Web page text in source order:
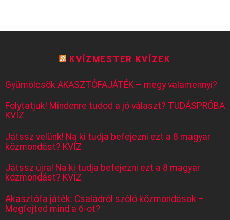
KVÍZMESTER KVÍZEK
Gyümölcsök AKASZTÓFAJÁTÉK – megy valamennyi?
Folytatjuk! Mindenre tudod a jó választ? TUDÁSPRÓBA
KVÍZ
Játssz velünk! Na ki tudja befejezni ezt a 8 magyar
közmondást? KVÍZ
Játssz újra! Na ki tudja befejezni ezt a 8 magyar
közmondást? KVÍZ
Akasztófa játék: Családról szóló közmondások –
Megfejted mind a 6-ot?